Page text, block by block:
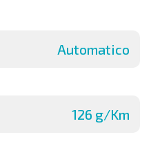
Automatico
126 g/Km